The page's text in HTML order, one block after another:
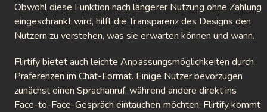
Obwohl diese Funktion nach längerer Nutzung ohne Zahlung
eingeschränkt wird, hilft die Transparenz des Designs den
Nutzern zu verstehen, was sie erwarten können und wann.
Flirtify bietet auch leichte Anpassungsmöglichkeiten durch
Präferenzen im Chat-Format. Einige Nutzer bevorzugen
zunächst einen Sprachanruf, während andere direkt ins
Face-to-Face-Gespräch eintauchen möchten. Flirtify kommt